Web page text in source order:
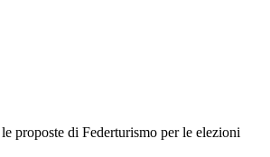
proposte di Federturismo per le elezioni